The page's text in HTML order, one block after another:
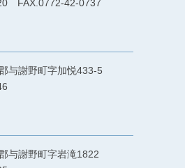
FAX.0772-42-0737
与謝野町字加悦433-5
与謝野町字岩滝1822